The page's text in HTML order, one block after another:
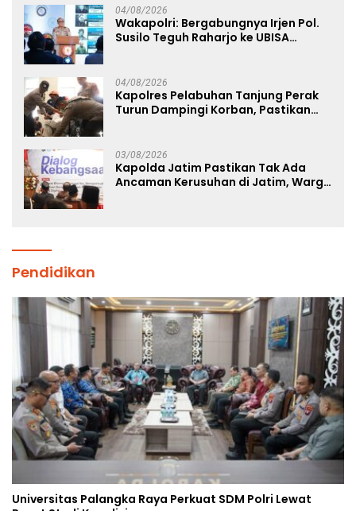
04/08/2026
Wakapolri: Bergabungnya Irjen Pol.
Susilo Teguh Raharjo ke UBISA
04/08/2026
Kapolres Pelabuhan Tanjung Perak
Turun Dampingi Korban, Pastikan
03/08/2026
Kapolda Jatim Pastikan Tak Ada
Ancaman Kerusuhan di Jatim, Warga
Pendidikan
Universitas Palangka Raya Perkuat SDM Polri Lewat